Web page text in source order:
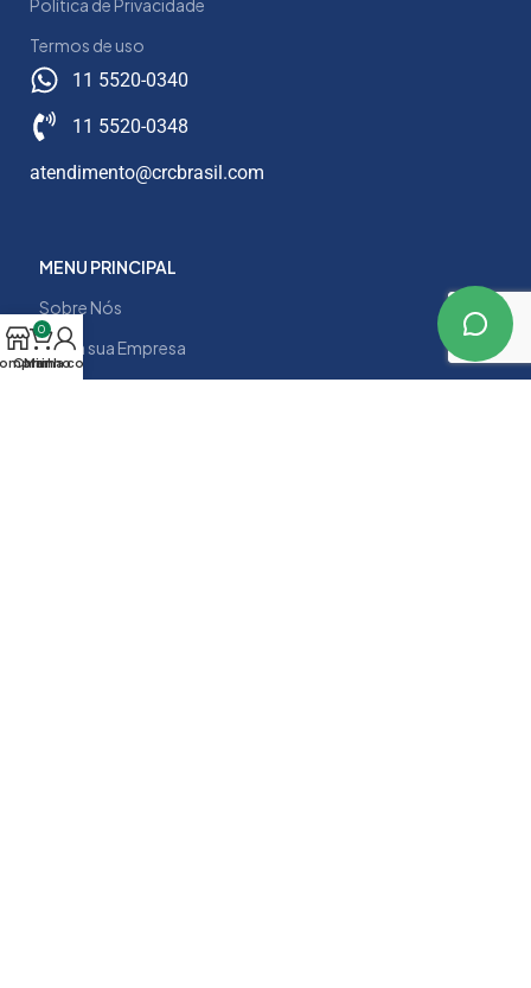
Política de Privacidade
Termos de uso
11 5520-0340
11 5520-0348
atendimento@crcbrasil.com
MENU PRINCIPAL
Sobre Nós
Para a sua Empresa
0
Carrinho
Minha conta